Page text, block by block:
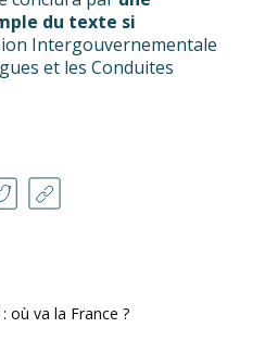
où va la France ?
du texte si
Intergouvernementale
et les Conduites